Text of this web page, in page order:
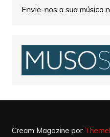
Envie-nos a sua música
Cream Magazine por